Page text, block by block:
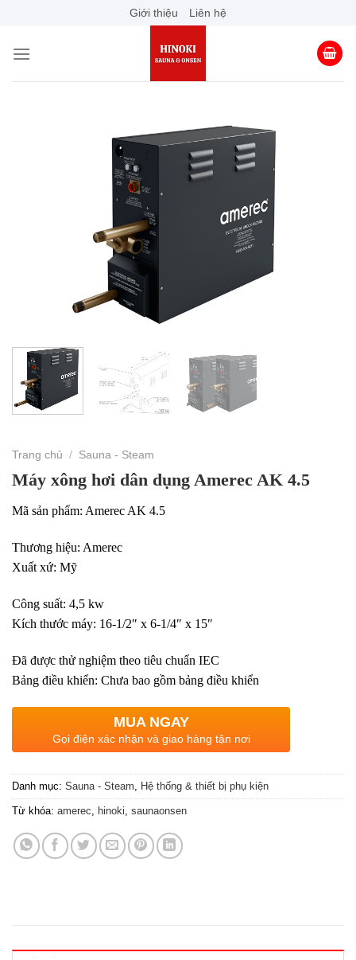
content
Giới thiệu Liên hệ
Trang chủ / Sauna - Steam
Máy xông hơi dân dụng Amerec AK 4.5
Mã sản phẩm: Amerec AK 4.5
Thương hiệu: Amerec
Xuất xứ: Mỹ
Công suất: 4,5 kw
Kích thước máy: 16-1/2″ x 6-1/4″ x 15″
Đã được thử nghiệm theo tiêu chuẩn IEC
Bảng điều khiển: Chưa bao gồm bảng điều khiển
MUA NGAY
Gọi điện xác nhận và giao hàng tận nơi
Danh mục: Sauna - Steam Hệ thống & thiết bị phụ kiện
Từ khóa: amerec hinoki saunaonsen